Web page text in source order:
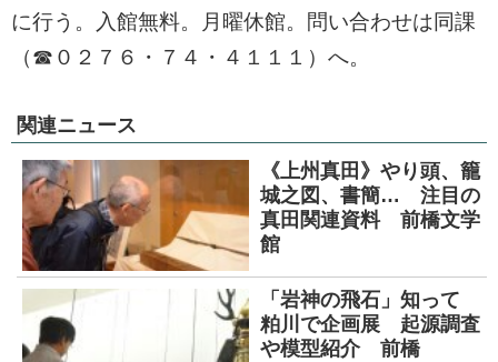
に行う。入館無料。月曜休館。問い合わせは同課
（☎０２７６・７４・４１１１）へ。
関連ニュース
《上州真田》やり頭、籠
城之図、書簡… 注目の
真田関連資料 前橋文学
館
「岩神の飛石」知って
粕川で企画展 起源調査
や模型紹介 前橋